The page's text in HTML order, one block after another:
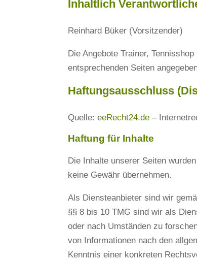
Inhaltlich
Reinhard Büker (Vorsitzender)
Die Angebote Trainer,
entsprechenden Seiten
Haftungsausschluss
Quelle: eeRecht24.de –
Haftung für Inhalte
Die Inhalte unserer Seiten
keine Gewähr übernehmen.
Als Diensteanbieter sind wir
§§ 8 bis 10 TMG sind wir als
oder nach Umständen zu
von Informationen nach den
Kenntnis einer konkreten